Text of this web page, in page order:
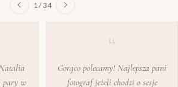
w
fotograf jeżeli chodzi o sesje
noworodkowe i rodzinne.